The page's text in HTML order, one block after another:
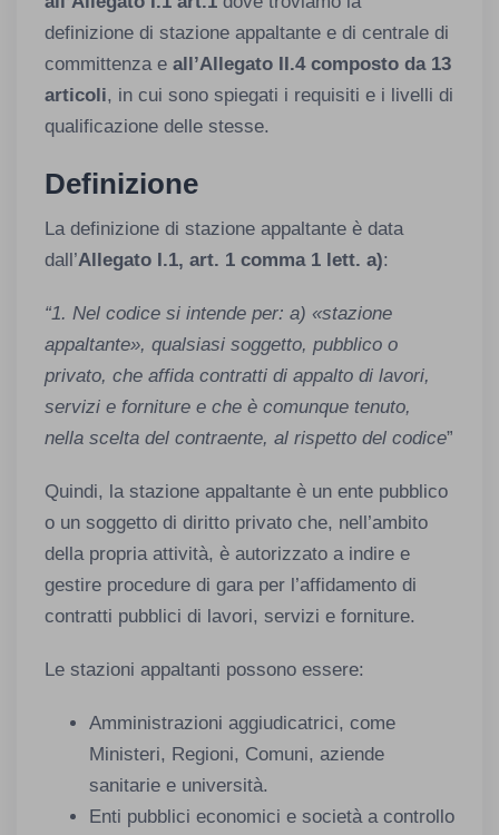
definizione di stazione appaltante e di centrale di
committenza e all’Allegato II.4 composto da 13
articoli, in cui sono spiegati i requisiti e i livelli di
qualificazione delle stesse.
Definizione
La definizione di stazione appaltante è data
dall’Allegato I.1, art. 1 comma 1 lett. a):
“1. Nel codice si intende per: a) «stazione
appaltante», qualsiasi soggetto, pubblico o
privato, che affida contratti di appalto di lavori,
servizi e forniture e che è comunque tenuto,
nella scelta del contraente, al rispetto del codice”
Quindi, la stazione appaltante è un ente pubblico
o un soggetto di diritto privato che, nell’ambito
della propria attività, è autorizzato a indire e
gestire procedure di gara per l’affidamento di
contratti pubblici di lavori, servizi e forniture.
Le stazioni appaltanti possono essere:
Amministrazioni aggiudicatrici, come
Ministeri, Regioni, Comuni, aziende
sanitarie e università.
Enti pubblici economici e società a controllo